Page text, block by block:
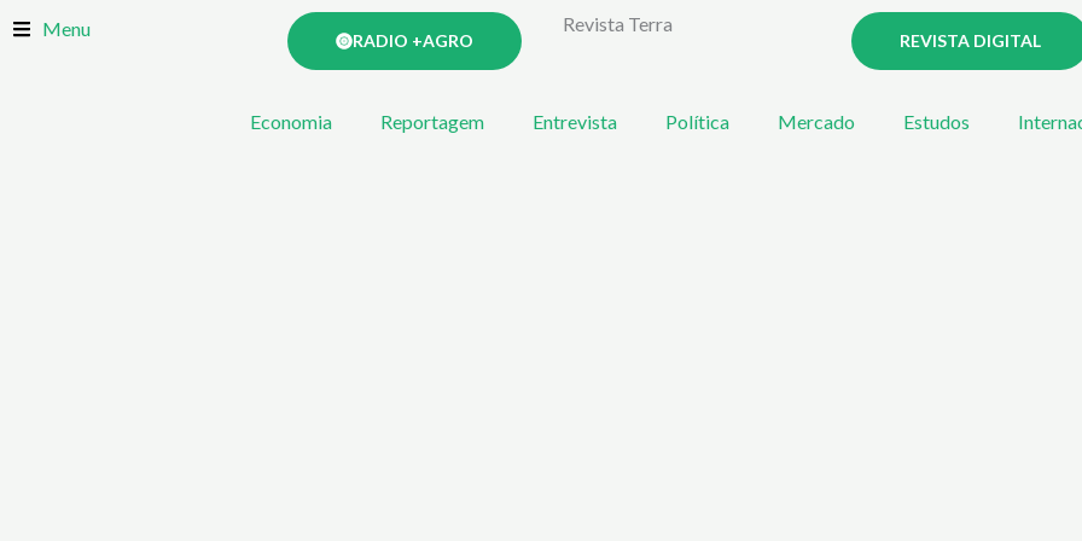
Menu
RADIO +AGRO
Revista Terra
REVISTA DIGITAL
Economia Reportagem Entrevista Política Mercado Estudos